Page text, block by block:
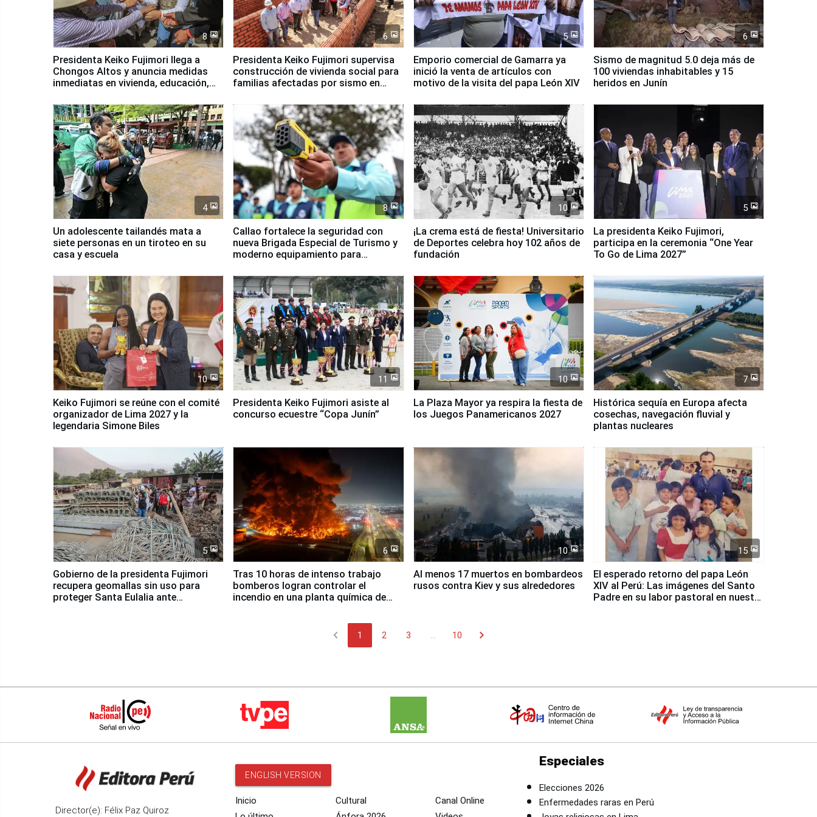
8
Presidenta Keiko Fujimori llega a
Chongos Altos y anuncia medidas
inmediatas en vivienda, educación,
6
Presidenta Keiko Fujimori supervisa
construcción de vivienda social para
familias afectadas por sismo en
5
Emporio comercial de Gamarra ya
inició la venta de artículos con
motivo de la visita del papa León XIV
6
Sismo de magnitud 5.0 deja más de
100 viviendas inhabitables y 15
heridos en Junín
4
Un adolescente tailandés mata a
siete personas en un tiroteo en su
casa y escuela
8
Callao fortalece la seguridad con
nueva Brigada Especial de Turismo y
moderno equipamiento para
10
¡La crema está de fiesta! Universitario
de Deportes celebra hoy 102 años de
fundación
5
La presidenta Keiko Fujimori,
participa en la ceremonia “One Year
To Go de Lima 2027”
10
Keiko Fujimori se reúne con el comité
organizador de Lima 2027 y la
legendaria Simone Biles
11
Presidenta Keiko Fujimori asiste al
concurso ecuestre “Copa Junín”
10
La Plaza Mayor ya respira la fiesta de
los Juegos Panamericanos 2027
7
Histórica sequía en Europa afecta
cosechas, navegación fluvial y
plantas nucleares
5
Gobierno de la presidenta Fujimori
recupera geomallas sin uso para
proteger Santa Eulalia ante
6
Tras 10 horas de intenso trabajo
bomberos logran controlar el
incendio en una planta química de
10
Al menos 17 muertos en bombardeos
rusos contra Kiev y sus alrededores
15
El esperado retorno del papa León
XIV al Perú: Las imágenes del Santo
Padre en su labor pastoral en nuestro
chevron_left 1 2 3 10 chevron_right
Director(e): Félix Paz Quiroz
ENGLISH VERSION
Inicio
Cultural
Canal Online
Especiales
Elecciones 2026
Enfermedades raras en Perú